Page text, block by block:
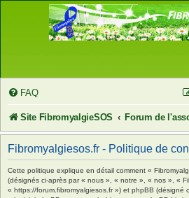
FAQ
Site FibromyalgieSOS Forum de
Fibromyalgiesos.fr - Politique de
Cette politique explique en détail comment «
(désignés ci-après par « nous », « notre », « nos », «
« https://forum.fibromyalgiesos.fr ») et phpBB (désigné